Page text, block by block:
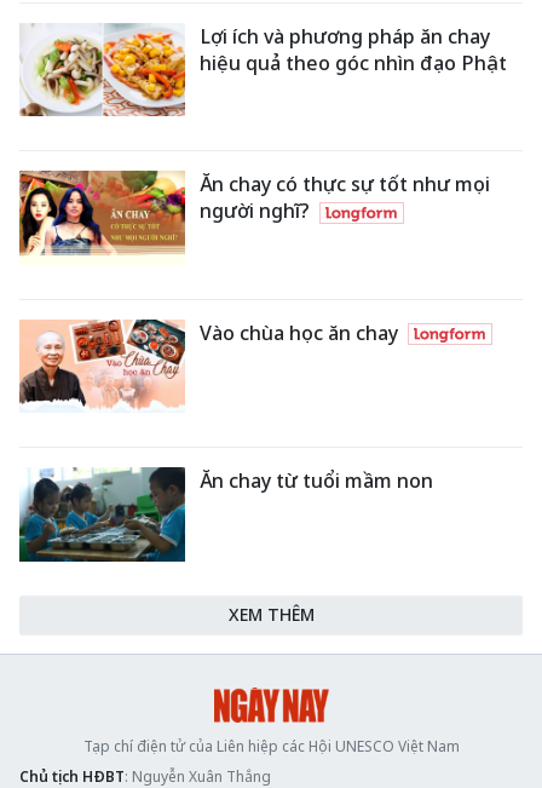
Lợi ích và phương pháp ăn chay
hiệu quả theo góc nhìn đạo Phật
Ăn chay có thực sự tốt như mọi
người nghĩ?
Vào chùa học ăn chay
Ăn chay từ tuổi mầm non
XEM THÊM
Tạp chí điện tử của Liên hiệp các Hội UNESCO Việt Nam
Chủ tịch HĐBT: Nguyễn Xuân Thắng